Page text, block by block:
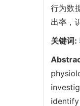
行为数
出率，
关键词: